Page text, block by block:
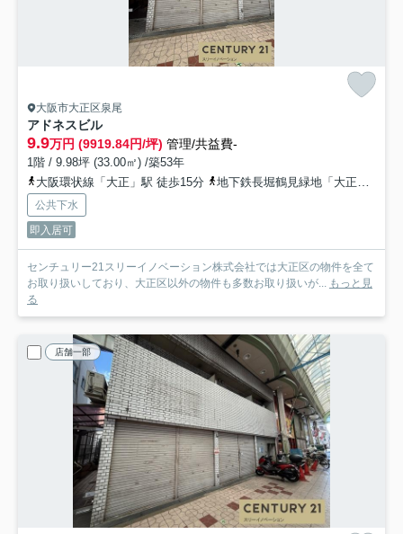
大阪市大正区泉尾
アドネスビル
9.9万円 (9919.84円/坪) 管理/共益費-
1階 / 9.98坪 (33.00㎡) /築53年
大阪環状線「大正」駅 徒歩15分
地下鉄長堀鶴見緑地「大正」駅 徒歩15分
公共下水
即入居可
センチュリー21スリーイノベーション株式会社では大正区の物件を全て
お取り扱いしており、大正区以外の物件も多数お取り扱いが... もっと見
る
店舗一部